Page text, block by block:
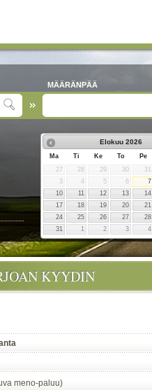
MÄÄRÄNPÄÄ
Elokuu 2026
Ma Ti Ke To Pe
27
28 29 30 31
3
4 5 6 7
10
11 12 13 14
17
18 19 20 21
24
25 26 27 28
31
1 2 3 4
KYYDIN
meno-paluu)